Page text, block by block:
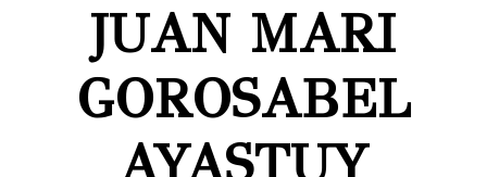
JUAN MARI
GOROSABEL